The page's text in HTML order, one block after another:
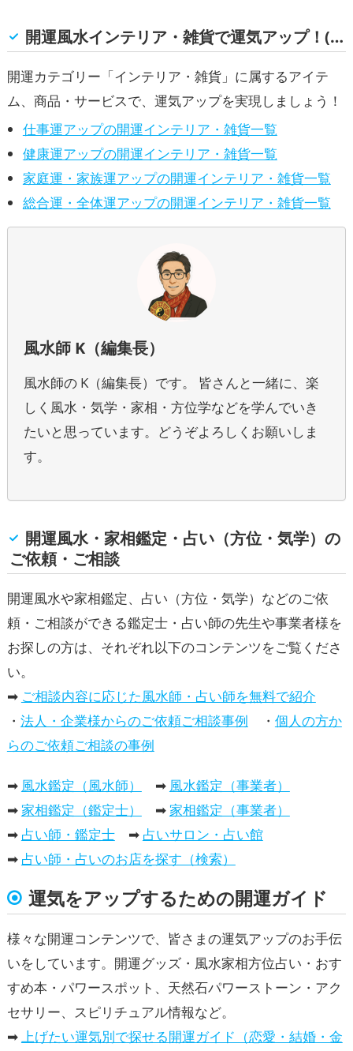
の開運グッズ
金運アップ, 仕事運ア
ップ,健康運アップ,家庭運・家族運アッ
プ,総合運・全体運アップ
ップ ,家庭運・家族運アップ
開運風水インテリア・雑貨で運気アップ！(仕事運, 健康運, 家庭運・家族運, 総合運・全体運)
開運カテゴリー「インテリア・雑貨」に属するアイテ
ム、商品・サービスで、運気アップを実現しましょう！
仕事運アップの開運インテリア・雑貨一覧
健康運アップの開運インテリア・雑貨一覧
家庭運・家族運アップの開運インテリア・雑貨一覧
総合運・全体運アップの開運インテリア・雑貨一覧
風水師 K（編集長）
風水師の K（編集長）です。 皆さんと一緒に、楽
しく風水・気学・家相・方位学などを学んでいき
たいと思っています。どうぞよろしくお願いしま
す。
開運風水・家相鑑定・占い（方位・気学）の
ご依頼・ご相談
開運風水や家相鑑定、占い（方位・気学）などのご依
頼・ご相談ができる鑑定士・占い師の先生や事業者様を
お探しの方は、それぞれ以下のコンテンツをご覧くださ
い。
➡ ご相談内容に応じた風水師・占い師を無料で紹介
・ 法人・企業様からのご依頼ご相談事例 ・ 個人の方か
らのご依頼ご相談の事例
➡ 風水鑑定（風水師） ➡ 風水鑑定（事業者）
➡ 家相鑑定（鑑定士） ➡ 家相鑑定（事業者）
➡ 占い師・鑑定士➡ 占いサロン・占い館
➡ 占い師・占いのお店を探す（検索）
運気をアップするための開運ガイド
様々な開運コンテンツで、皆さまの運気アップのお手伝
いをしています。開運グッズ・風水家相方位占い・おす
すめ本・パワースポット、天然石パワーストーン・アク
セサリー、スピリチュアル情報など。
➡上げたい運気別で探せる開運ガイド（恋愛・結婚・金